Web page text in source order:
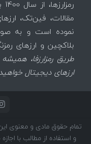
مقالات، فین‌تک،
نموده است و به
بلاکچین و ارزهای
طریق رمزارزفا،
ارزهای دیجیتال
تمام حقوق مادی و معنوی
و استفاده از مطالب با